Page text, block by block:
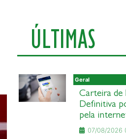
ÚLTIMAS
Geral
Carteira de
Definitiva
pela
07/08/2026